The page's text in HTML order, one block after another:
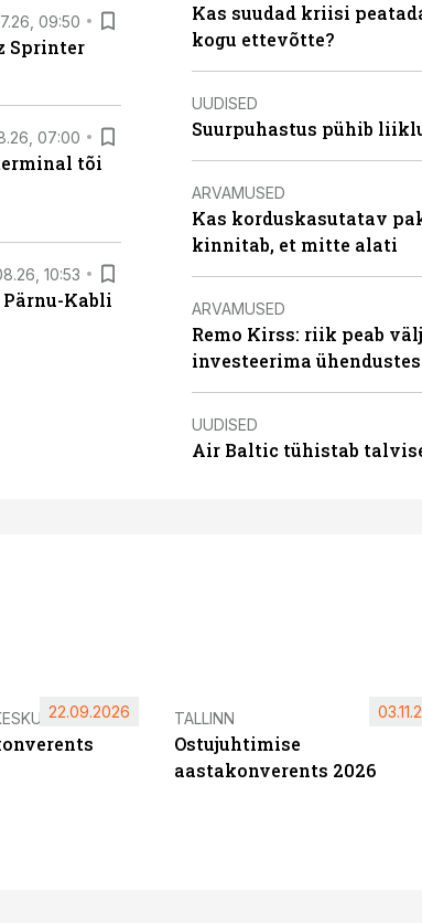
09:50
Sprinter
07:00
tõi
10:53
Kabli
Kas suudad kriisi
kogu ettevõtte?
UUDISED
Suurpuhastus pühib
ARVAMUSED
Kas korduskasutatav
kinnitab, et mitte alati
ARVAMUSED
Remo Kirss: riik peab
investeerima
UUDISED
Air Baltic tühistab
22.09.2026 TALLINN
Ostujuhtimise
aastakonverents 2026